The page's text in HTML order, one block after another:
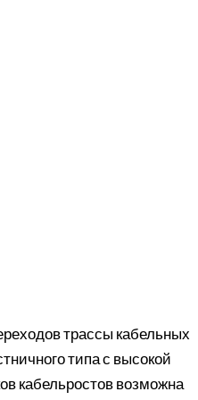
трассы кабельных
типа с высокой
кабельростов возможна